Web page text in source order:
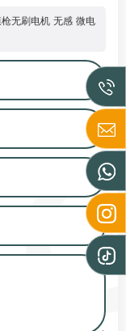
无刷电机 无感 微电